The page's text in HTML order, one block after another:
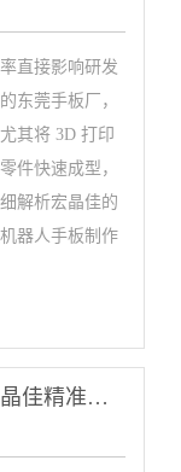
直接影响研发
东莞手板厂，
其将 3D 打印
件快速成型，
解析宏晶佳的
器人手板制作
机器人手板模型定制哪家好？宏晶佳精准制作 + 批量生产一站式服务